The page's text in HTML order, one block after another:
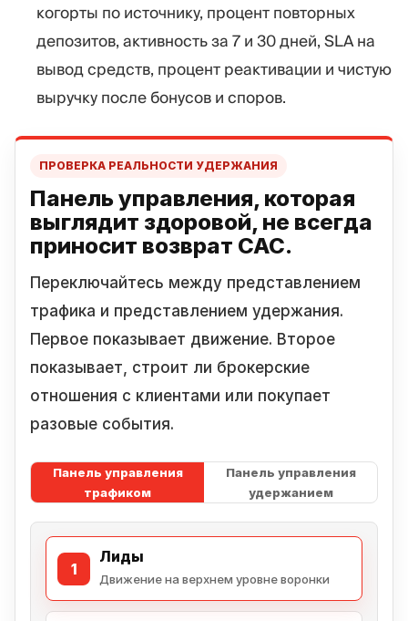
когорты по источнику, процент повторных
депозитов, активность за 7 и 30 дней, SLA на
вывод средств, процент реактивации и чистую
выручку после бонусов и споров.
ПРОВЕРКА РЕАЛЬНОСТИ УДЕРЖАНИЯ
Панель управления, которая
выглядит здоровой, не всегда
приносит возврат CAC.
Переключайтесь между представлением
трафика и представлением удержания.
Первое показывает движение. Второе
показывает, строит ли брокерские
отношения с клиентами или покупает
разовые события.
Панель управления
трафиком
Панель управления
удержанием
1
Лиды
Движение на верхнем уровне воронки